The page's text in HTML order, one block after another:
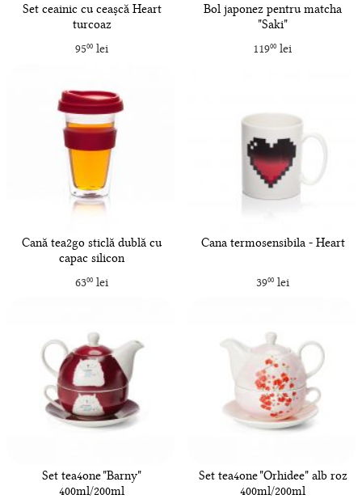
Set ceainic cu ceașcă Heart
turcoaz
9500lei
Bol japonez pentru matcha
"Saki"
11900 lei
Cană tea2go sticlă dublă cu
capac silicon
6300lei
Cana termosensibila - Heart
3900lei
Set tea4one "Barny"
400ml/200ml
Set tea4one "Orhidee" alb roz
400ml/200ml